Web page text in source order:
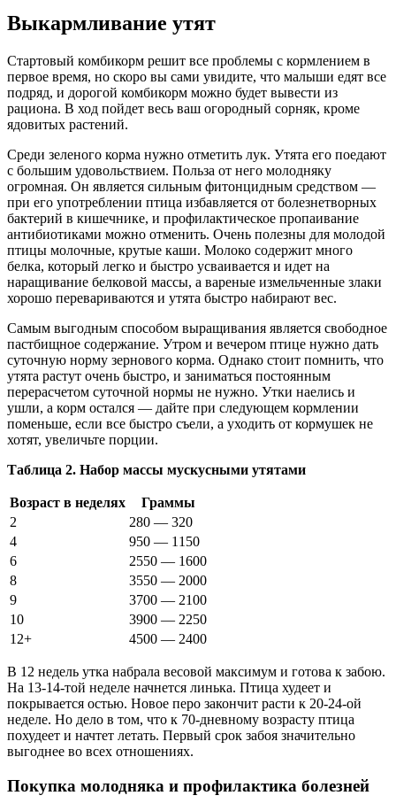
Выкармливание утят
Стартовый комбикорм решит все проблемы с кормлением в
первое время, но скоро вы сами увидите, что малыши едят все
подряд, и дорогой комбикорм можно будет вывести из
рациона. В ход пойдет весь ваш огородный сорняк, кроме
ядовитых растений.
Среди зеленого корма нужно отметить лук. Утята его поедают
с большим удовольствием. Польза от него молодняку
огромная. Он является сильным фитонцидным средством —
при его употреблении птица избавляется от болезнетворных
бактерий в кишечнике, и профилактическое пропаивание
антибиотиками можно отменить. Очень полезны для молодой
птицы молочные, крутые каши. Молоко содержит много
белка, который легко и быстро усваивается и идет на
наращивание белковой массы, а вареные измельченные злаки
хорошо перевариваются и утята быстро набирают вес.
Самым выгодным способом выращивания является свободное
пастбищное содержание. Утром и вечером птице нужно дать
суточную норму зернового корма. Однако стоит помнить, что
утята растут очень быстро, и заниматься постоянным
перерасчетом суточной нормы не нужно. Утки наелись и
ушли, а корм остался — дайте при следующем кормлении
поменьше, если все быстро съели, а уходить от кормушек не
хотят, увеличьте порции.
Таблица 2. Набор массы мускусными утятами
Возраст в неделях
Граммы
2
280 — 320
4
950 — 1150
6
2550 — 1600
8
3550 — 2000
9
3700 — 2100
10
3900 — 2250
12+
4500 — 2400
В 12 недель утка набрала весовой максимум и готова к забою.
На 13-14-той неделе начнется линька. Птица худеет и
покрывается остью. Новое перо закончит расти к 20-24-ой
неделе. Но дело в том, что к 70-дневному возрасту птица
похудеет и начтет летать. Первый срок забоя значительно
выгоднее во всех отношениях.
Покупка молодняка и профилактика болезней